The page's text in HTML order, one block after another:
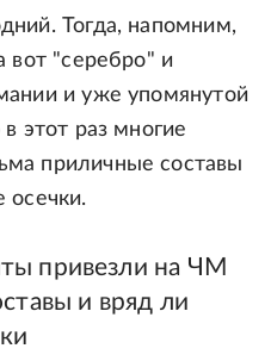
Тогда, напомним,
вот "серебро" и
и уже упомянутой
этот раз многие
приличные составы
осечки.
привезли на ЧМ
и вряд ли